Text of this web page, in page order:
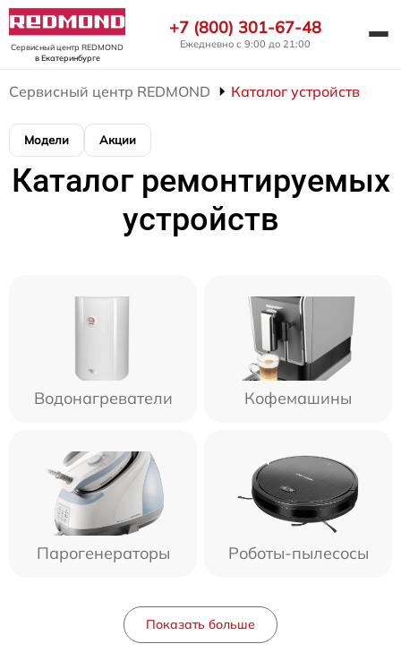
Сервисный центр REDMOND
в Екатеринбурге
+7 (800) 301-67-48
Ежедневно с 9:00 до 21:00
Сервисный центр REDMOND Каталог устройств
Модели Акции
Каталог ремонтируемых
устройств
Водонагреватели Кофемашины
Парогенераторы Роботы-пылесосы
Показать больше